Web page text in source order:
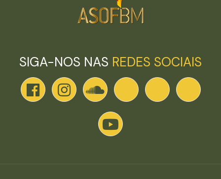
SIGA-NOS NAS REDES SOCIAIS